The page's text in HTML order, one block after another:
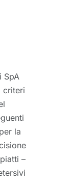
SpA
criteri
la
–